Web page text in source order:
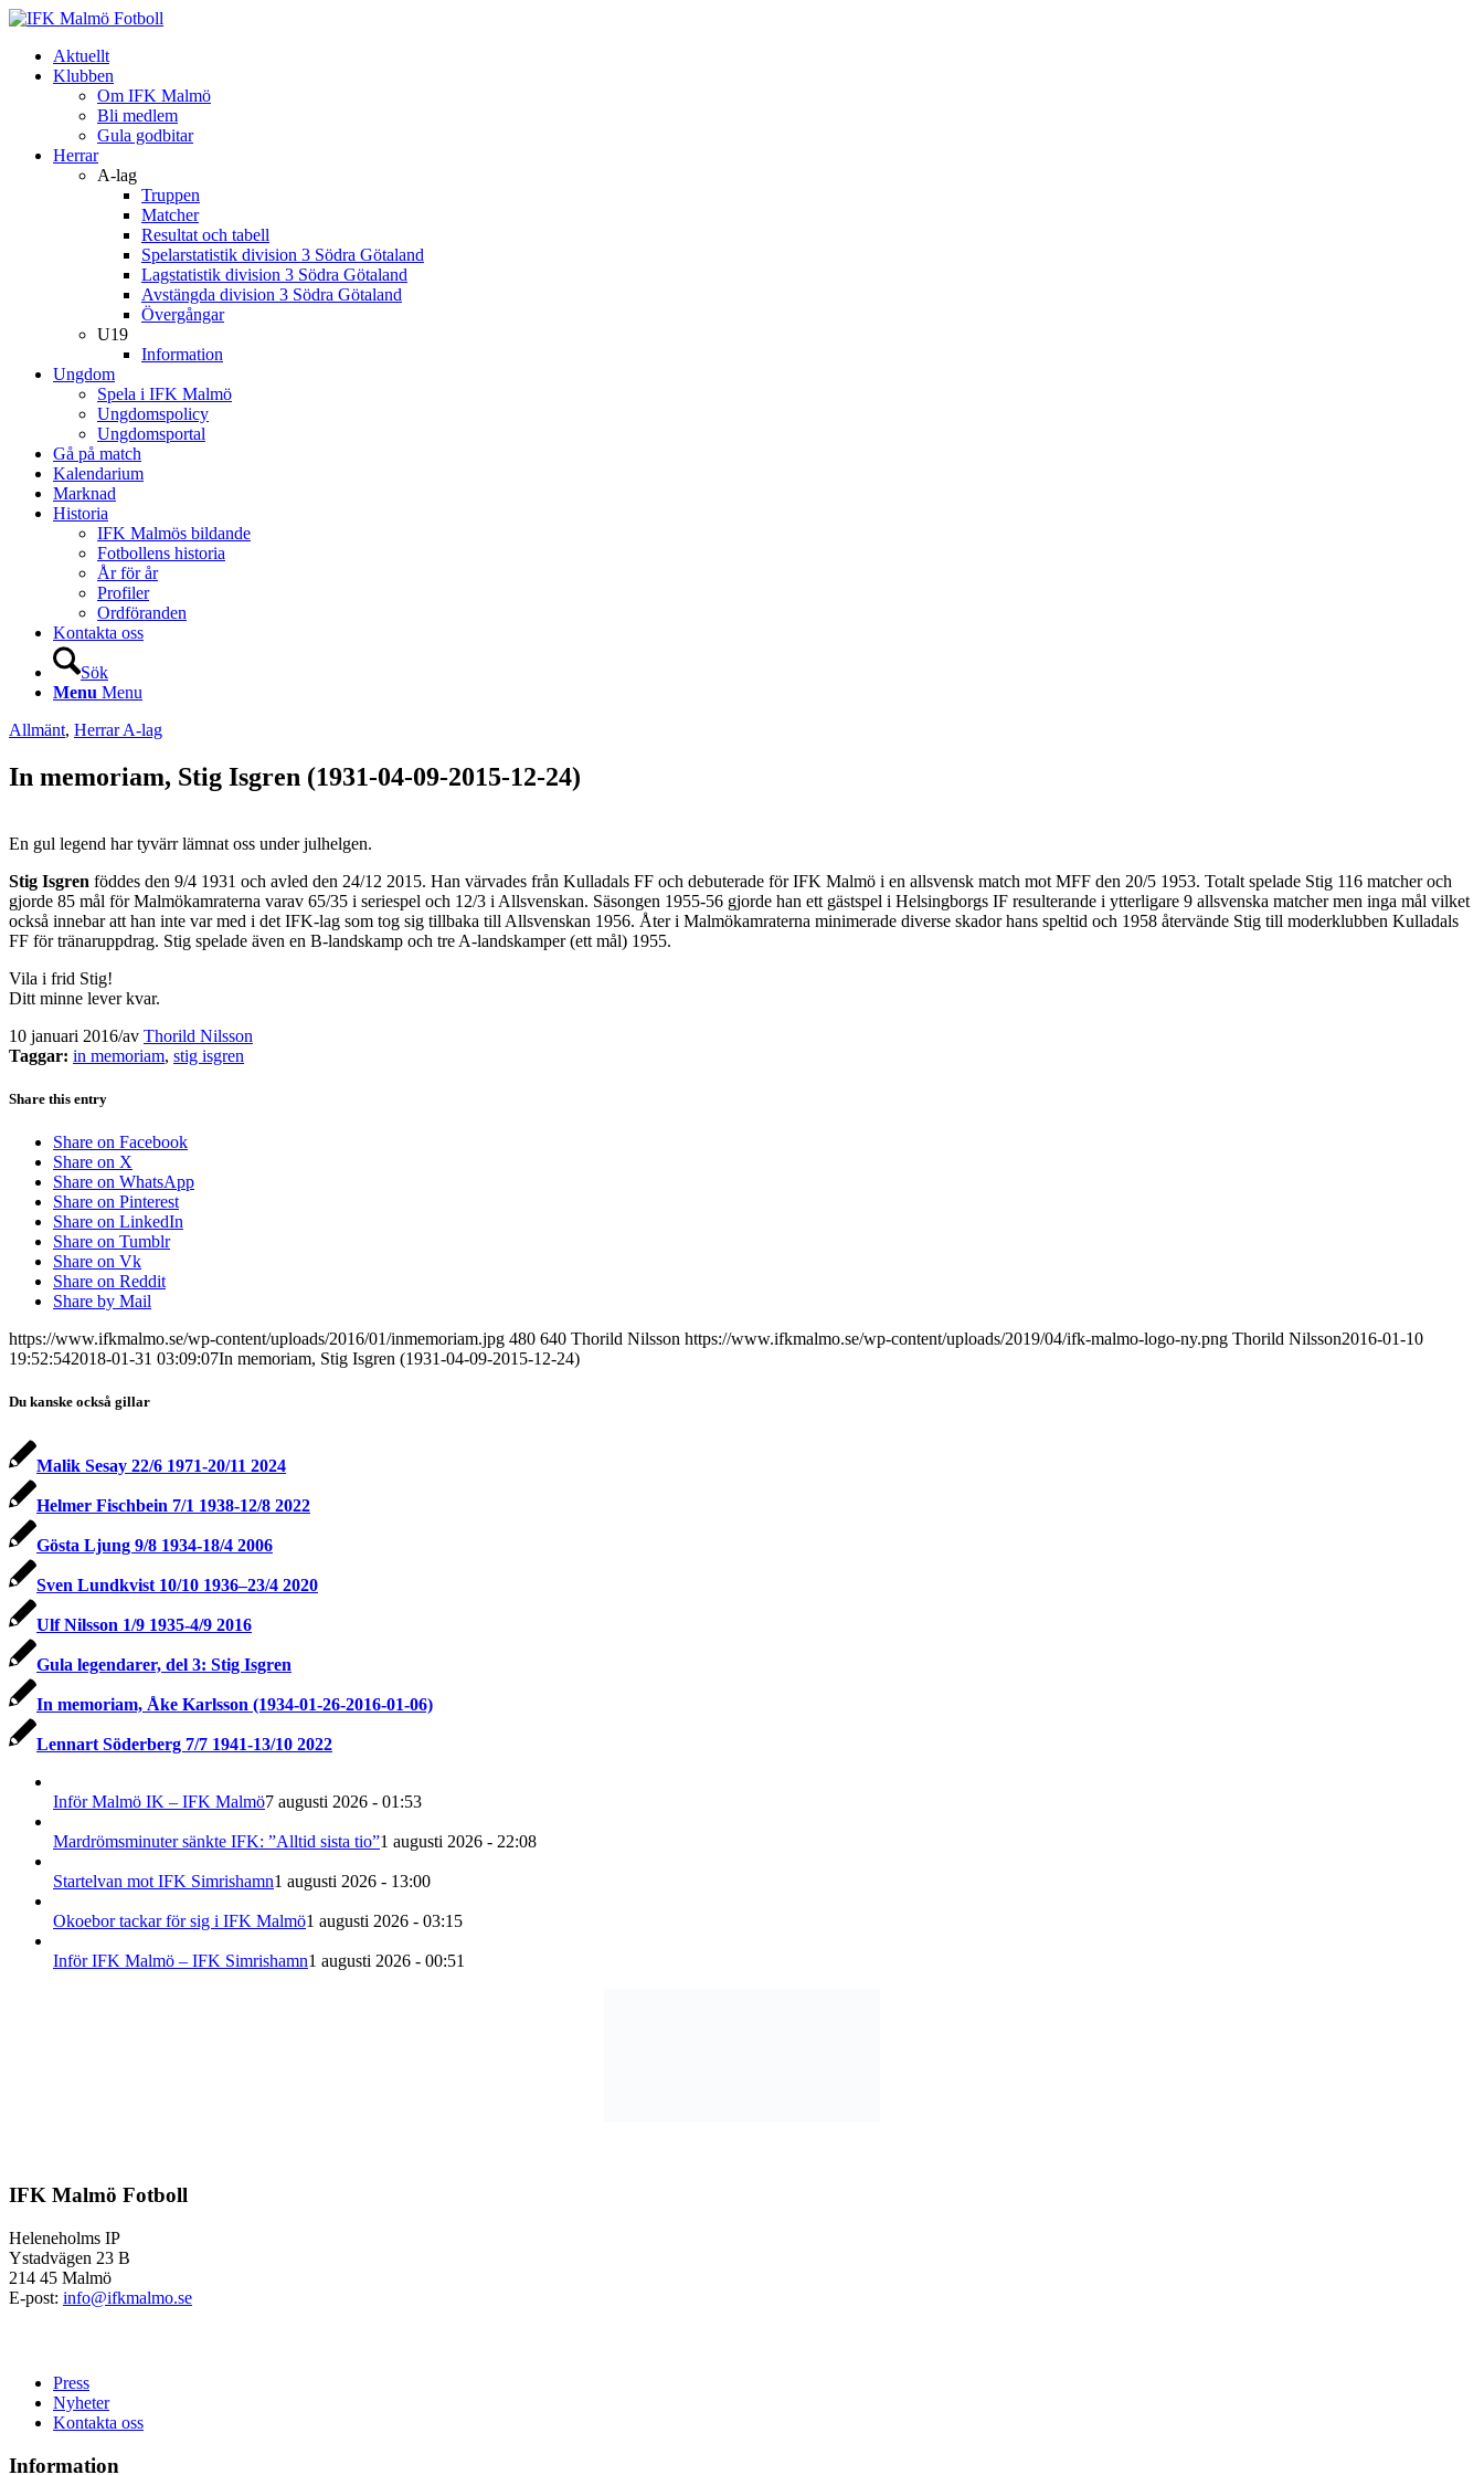
Aktuellt
Klubben
Om IFK Malmö
Bli medlem
Gula godbitar
Herrar
A-lag
Truppen
Matcher
Resultat och tabell
Spelarstatistik division 3 Södra Götaland
Lagstatistik division 3 Södra Götaland
Avstängda division 3 Södra Götaland
Övergångar
U19
Information
Ungdom
Spela i IFK Malmö
Ungdomspolicy
Ungdomsportal
Gå på match
Kalendarium
Marknad
Historia
IFK Malmös bildande
Fotbollens historia
År för år
Profiler
Ordföranden
Kontakta oss
Sök
Menu Menu
Allmänt, Herrar A-lag
In memoriam, Stig Isgren (1931-04-09-2015-12-24)
En gul legend har tyvärr lämnat oss under julhelgen.
Stig Isgren föddes den 9/4 1931 och avled den 24/12 2015. Han värvades från Kulladals FF och debuterade för IFK Malmö i en allsvensk match mot MFF den 20/5 1953. Totalt spelade Stig 116 matcher och
gjorde 85 mål för Malmökamraterna varav 65/35 i seriespel och 12/3 i Allsvenskan. Säsongen 1955-56 gjorde han ett gästspel i Helsingborgs IF resulterande i ytterligare 9 allsvenska matcher men inga mål vilket
också innebar att han inte var med i det IFK-lag som tog sig tillbaka till Allsvenskan 1956. Åter i Malmökamraterna minimerade diverse skador hans speltid och 1958 återvände Stig till moderklubben Kulladals
FF för tränaruppdrag. Stig spelade även en B-landskamp och tre A-landskamper (ett mål) 1955.
Vila i frid Stig!
Ditt minne lever kvar.
10 januari 2016/av Thorild Nilsson
Taggar: in memoriam, stig isgren
Share this entry
Share on Facebook
Share on X
Share on WhatsApp
Share on Pinterest
Share on LinkedIn
Share on Tumblr
Share on Vk
Share on Reddit
Share by Mail
https://www.ifkmalmo.se/wp-content/uploads/2016/01/inmemoriam.jpg 480 640 Thorild Nilsson https://www.ifkmalmo.se/wp-content/uploads/2019/04/ifk-malmo-logo-ny.png Thorild Nilsson2016-01-10
19:52:542018-01-31 03:09:07In memoriam, Stig Isgren (1931-04-09-2015-12-24)
Du kanske också gillar
Malik Sesay 22/6 1971-20/11 2024
Helmer Fischbein 7/1 1938-12/8 2022
Gösta Ljung 9/8 1934-18/4 2006
Sven Lundkvist 10/10 1936–23/4 2020
Ulf Nilsson 1/9 1935-4/9 2016
Gula legendarer, del 3: Stig Isgren
In memoriam, Åke Karlsson (1934-01-26-2016-01-06)
Lennart Söderberg 7/7 1941-13/10 2022
Inför Malmö IK – IFK Malmö7 augusti 2026 - 01:53
Mardrömsminuter sänkte IFK: ”Alltid sista tio”1 augusti 2026 - 22:08
Startelvan mot IFK Simrishamn1 augusti 2026 - 13:00
Okoebor tackar för sig i IFK Malmö1 augusti 2026 - 03:15
Inför IFK Malmö – IFK Simrishamn1 augusti 2026 - 00:51
IFK Malmö Fotboll
Heleneholms IP
Ystadvägen 23 B
214 45 Malmö
E-post: info@ifkmalmo.se
Press
Nyheter
Kontakta oss
Information